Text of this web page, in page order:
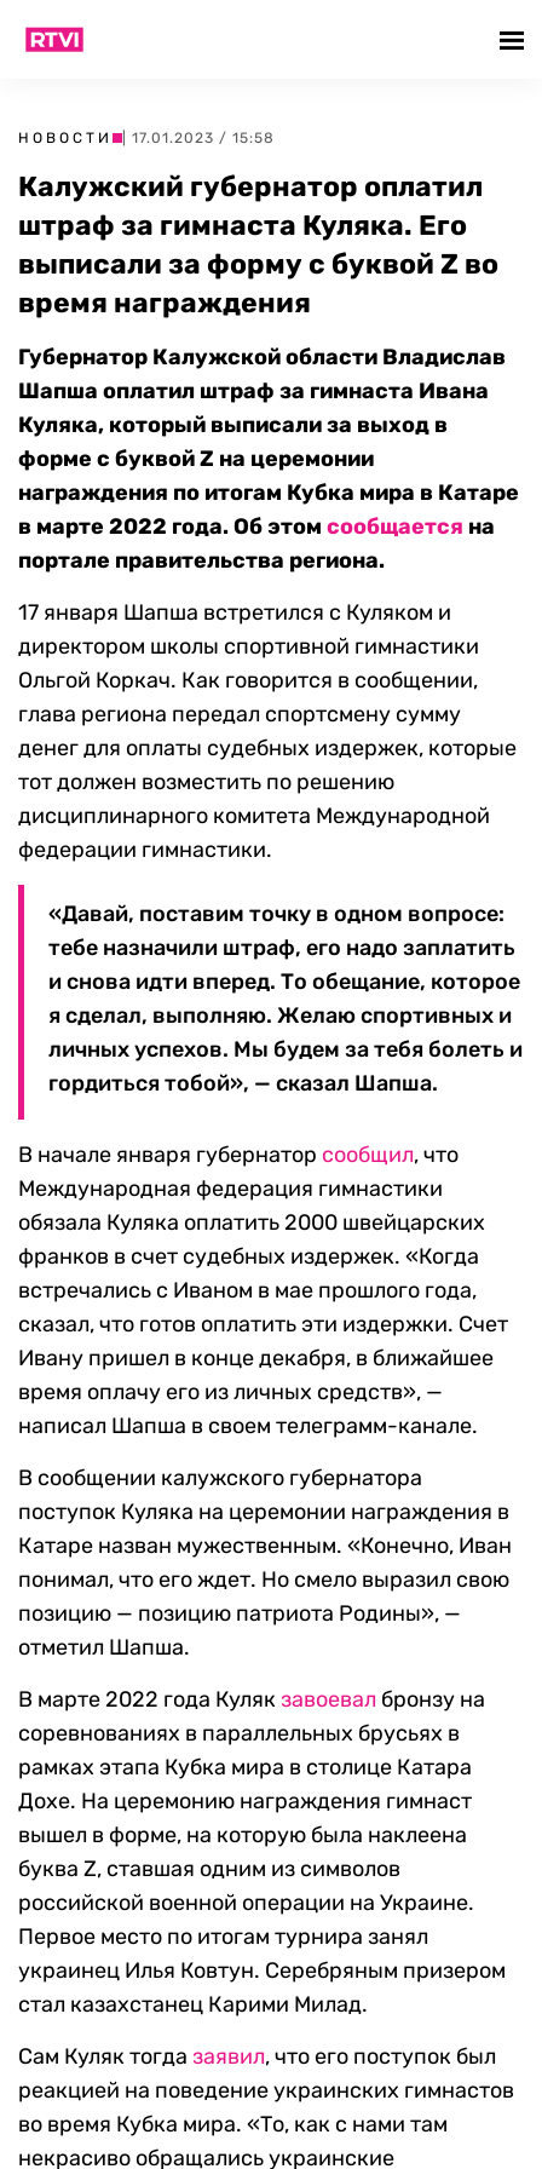
НОВОСТИ | 17.01.2023 / 15:58
Калужский губернатор оплатил
штраф за гимнаста Куляка. Его
выписали за форму с буквой Z во
время награждения
Губернатор Калужской области Владислав
Шапша оплатил штраф за гимнаста Ивана
Куляка, который выписали за выход в
форме с буквой Z на церемонии
награждения по итогам Кубка мира в Катаре
в марте 2022 года. Об этом сообщается на
портале правительства региона.
17 января Шапша встретился с Куляком и
директором школы спортивной гимнастики
Ольгой Коркач. Как говорится в сообщении,
глава региона передал спортсмену сумму
денег для оплаты судебных издержек, которые
тот должен возместить по решению
дисциплинарного комитета Международной
федерации гимнастики.
«Давай, поставим точку в одном вопросе:
тебе назначили штраф, его надо заплатить
и снова идти вперед. То обещание, которое
я сделал, выполняю. Желаю спортивных и
личных успехов. Мы будем за тебя болеть и
гордиться тобой», — сказал Шапша.
В начале января губернатор сообщил, что
Международная федерация гимнастики
обязала Куляка оплатить 2000 швейцарских
франков в счет судебных издержек. «Когда
встречались с Иваном в мае прошлого года,
сказал, что готов оплатить эти издержки. Счет
Ивану пришел в конце декабря, в ближайшее
время оплачу его из личных средств», —
написал Шапша в своем телеграмм-канале.
В сообщении калужского губернатора
поступок Куляка на церемонии награждения в
Катаре назван мужественным. «Конечно, Иван
понимал, что его ждет. Но смело выразил свою
позицию — позицию патриота Родины», —
отметил Шапша.
В марте 2022 года Кулякзавоевал бронзу на
соревнованиях в параллельных брусьях в
рамках этапа Кубка мира в столице Катара
Дохе. На церемонию награждения гимнаст
вышел в форме, на которую была наклеена
буква Z, ставшая одним из символов
российской военной операции на Украине.
Первое место по итогам турнира занял
украинец Илья Ковтун. Серебряным призером
стал казахстанец Карими Милад.
Сам Куляк тогда заявил, что его поступок был
реакцией на поведение украинских гимнастов
во время Кубка мира. «То, как с нами там
некрасиво обращались украинские